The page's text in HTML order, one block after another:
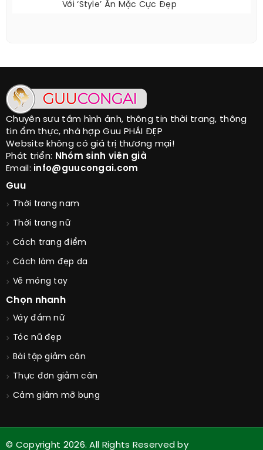
Với ‘style’ Ăn Mặc Cực Đẹp
Chuyên sưu tầm hình ảnh, thông tin thời trang, thông
tin ẩm thực, nhà hợp Guu PHÁI ĐẸP
Website không có giá trị thương mại!
Phát triển: Nhóm sinh viên già
Email: info@guucongai.com
Guu
Thời trang nam
Thời trang nữ
Cách trang điểm
Cách làm đẹp da
Vẽ móng tay
Chọn nhanh
Váy đầm nữ
Tóc nữ đẹp
Bài tập giảm cân
Thực đơn giảm cân
Cảm giảm mỡ bụng
© Copyright 2026. All Rights Reserved by